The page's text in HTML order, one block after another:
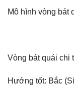
Mô hình vòng bát
Vòng bát quái chi
Hướng tốt: Bắc